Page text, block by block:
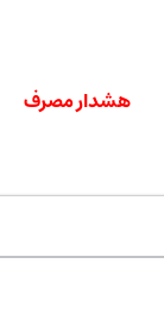
هشدار مصرف